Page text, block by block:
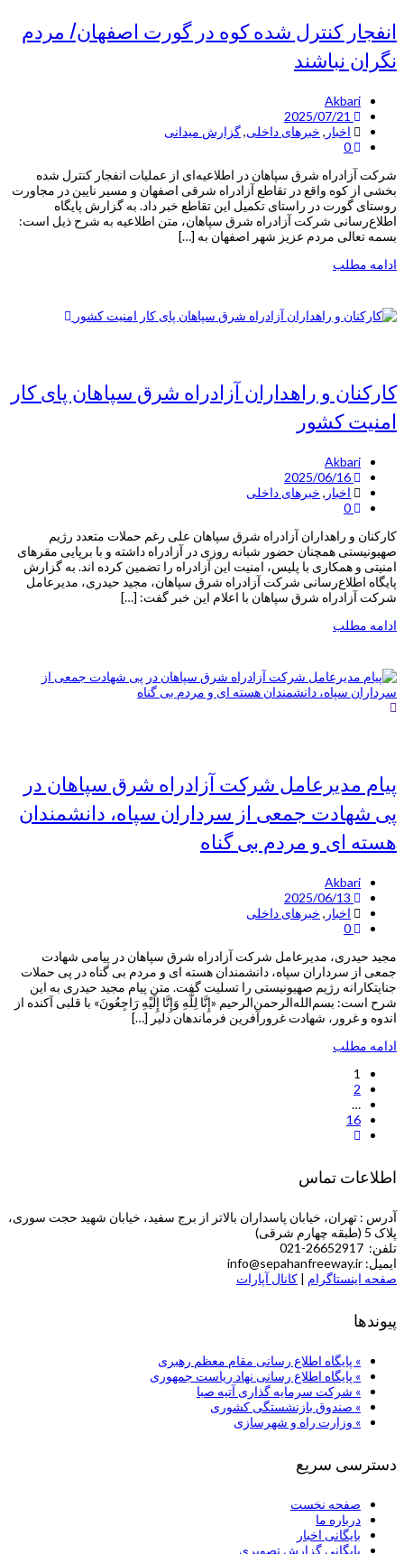
انفجار کنترل شده کوه در گورت اصفهان/ مردم
نگران نباشند
Akbari
اخبار , خبرهای داخلی,گزارش میدانی
شرکت آزادراه شرق سپاهان در اطلاعیه‌ای از عملیات انفجار کنترل شده
بخشی از کوه واقع در تقاطع آزادراه شرقی اصفهان و مسیر نایین در مجاورت
روستای گورت در راستای تکمیل این تقاطع خبر داد. به گزارش پایگاه
اطلاع‌رسانی شرکت آزادراه شرق سپاهان، متن اطلاعیه به شرح ذیل است:
بسمه تعالی مردم عزیز شهر اصفهان به […]
ادامه مطلب
کارکنان و راهداران آزادراه شرق سپاهان پای کار
امنیت کشور
Akbari
اخبار , خبرهای داخلی
کارکنان و راهداران آزادراه شرق سپاهان علی رغم حملات متعدد رژیم
صهیونیستی همچنان حضور شبانه روزی در آزادراه داشته و با برپایی مقرهای
امنیتی و همکاری با پلیس، امنیت این آزادراه را تضمین کرده اند. به گزارش
پایگاه اطلاع‌رسانی شرکت آزادراه شرق سپاهان، مجید حیدری، مدیرعامل
شرکت آزادراه شرق سپاهان با اعلام این خبر گفت: […]
ادامه مطلب
پیام مدیرعامل شرکت آزادراه شرق سپاهان در
پی شهادت جمعی از سرداران سپاه، دانشمندان
هسته ای و مردم بی گناه
Akbari
اخبار , خبرهای داخلی
مجید حیدری، مدیرعامل شرکت آزادراه شرق سپاهان در پیامی شهادت
جمعی از سرداران سپاه، دانشمندان هسته ای و مردم بی گناه در پی حملات
جنایتکارانه رژیم صهیونیستی را تسلیت گفت. متن پیام مجید حیدری به این
شرح است: بسم‌الله‌الرحمن‌الرحیم «إِنَّا لِلَّهِ وَإِنَّا إِلَيْهِ رَاجِعُونَ» با قلبی آکنده از
اندوه و غرور، شهادت غرورآفرین فرماندهان دلیر […]
ادامه مطلب
1
2
…
16
اطلاعات تماس
آدرس : تهران، خیابان پاسداران بالاتر از برج سفید، خیابان شهید حجت سوری،
پلاک 5 (طبقه چهارم شرقی)
تلفن: 26652917-021
ایمیل: info@sepahanfreeway.ir
صفحه اینستاگرام | کانال آپارات
پیوندها
» پایگاه اطلاع رسانی مقام معظم رهبری
» پایگاه اطلاع رسانی نهاد ریاست جمهوری
» شركت سرمایه گذاری آتیه صبا
» صندوق بازنشستگی کشوری
» وزارت راه و شهرسازی
دسترسی سریع
صفحه نخست
درباره ما
بایگانی اخبار
بایگانی گزارش تصویری